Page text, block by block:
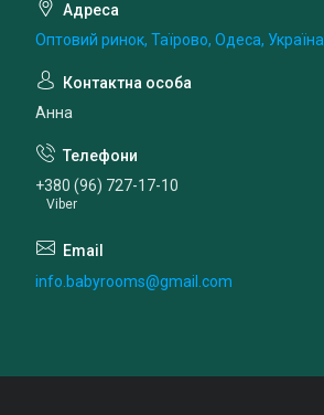
Оптовий ринок, Таїрово, Одеса, Україна
Анна
+380 (96) 727-17-10
Viber
info.babyrooms@gmail.com